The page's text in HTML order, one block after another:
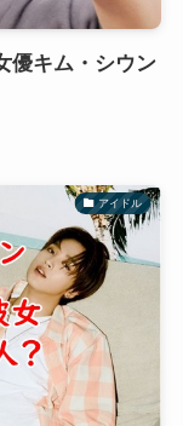
優キム・シウン
アイドル